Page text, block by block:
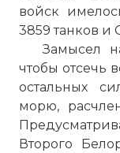
войск
3859 танков и
Замысел
чтобы отсечь
остальных
морю,
Второго